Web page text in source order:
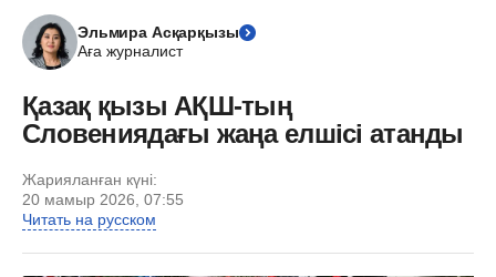
Эльмира Асқарқызы
Аға журналист
Қазақ қызы АҚШ-тың
Словениядағы жаңа елшісі атанды
Жарияланған күні:
20 мамыр 2026, 07:55
Читать на русском